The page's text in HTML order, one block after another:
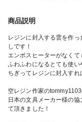
商品説明
レジンに封入する雲を作
しです！
エンボスヒーターがなく
ふわふわになるとても使い
ちぎってレジンに封入すれ
空レジン作家の
日本の文具メーカー様の
て頂きました！